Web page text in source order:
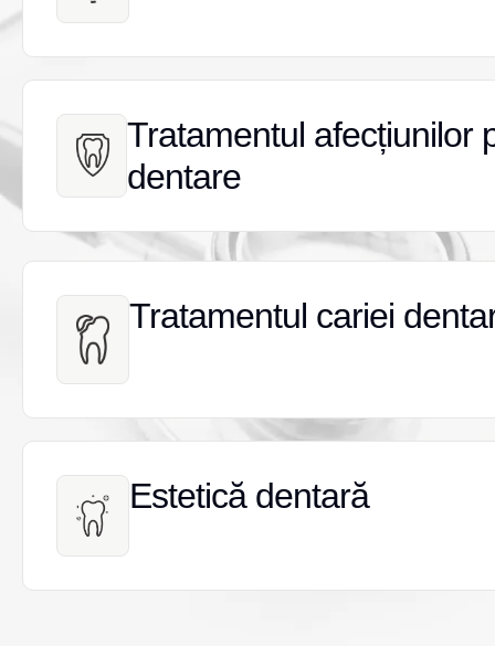
Tratamentul afecțiunilor
dentare
Tratamentul afecțiunilor
dentare
Tratamentul cariei
Tratamentul cariei
Estetică dentară
Estetică dentară